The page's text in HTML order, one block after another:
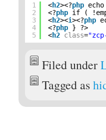
1
2
3
4
5
<h2><?php
<?php if (
<h2><i><?php
<?php } ?>
<h2 class=
Filed under
Tagged as